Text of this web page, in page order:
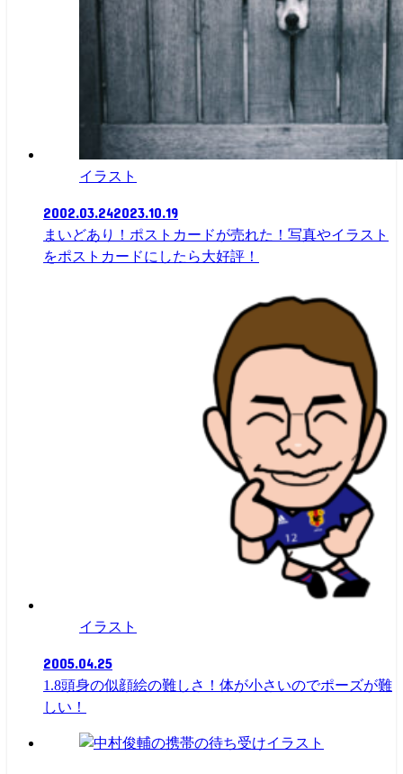
イラスト
2002.03.242023.10.19
まいどあり！ポストカードが売れた！写真やイラスト
をポストカードにしたら大好評！
イラスト
2005.04.25
1.8頭身の似顔絵の難しさ！体が小さいのでポーズが難
しい！
イラスト